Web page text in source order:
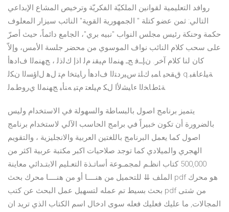
روافد التعليمية لقوانين الملكيّة الفكريّة وترخيص المشاع الإبداعي
التالي: ثمن عضو كتلة " الجمهورية القوية" النائب سيزار المعلوف
حكمة وحنكة رئيس مجلس النواب "نبيه بري"، الجامع دائماً، حيث أصرّ
على سحب كلام النائب نواف الموسوي من محضر جلسة الأمس، وإلاّ
كان لنا كلام آخر. ﻥﺈــﻓ ﺞـ ﻬﻨﻤﻟﺍ ﻡﻴﻘﻨ ﻡﻟ ﺍﺫﺇ ﻙﻟﺫﻟ ، ﺞﻬﻨﻤﻟﺍ ﻑﺍﺩﻫﺃ
ﻕﻘﺤﻴ ﺎﻤﺒ ﻙﻠﺘ ﺱﻴﺭﺩﺘﻟﺍ ﻑﺍﺩﻫﺃ ﺭﺎﻴﺘﺨﺍ ﻡﺘ لﻫ لﺍﺅﺴﻟﺍ ﻥﻜﻟ q.ﺔﻴﻠﻋﺎﻔﺒ
ﺔﺌﻁﺎﺨﻟﺍ ﺀﺎﻴﺸﻷﺍ لﻜ ﻡﻴﻠﻌﺘ ﻡﺘﻴ ﻪﻨﺄﺒ ﺞﻬﻨﻤﻟﺍ ﻱﺭﻭﻁﻤﻟ
يتميز برنامج اصول بالبساطة والسهولة في الاستخدام وليس
بالضرورة أن تكون خبيراً في برامج الحاسب الآلي لاستخدام برنامج
اصول كما يعمل البرنامج باللغتين العربية والانجليزية ، والتقويم
الهجري والميلادي كما توجد صلاحيات اكبر مكتبة عربية اكثر من
500,000 كتاب انظـم لمجمـوعة أساتـذة التعـليم الابتـدائي معاينة
الملف ⇊ للتحميل من هنــــا أو من هنــــا محرك بحث pdf هو محرك
بحث بسيط تم عمله لتسهيل عمل البحث عن كتب pdf من شتى
المجالات, ما عليك فعليك فعله سوى ادخال اسم الكتاب الذي تريد ان